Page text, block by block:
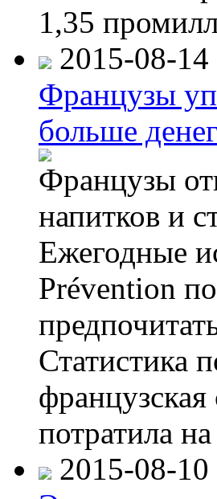
1,35
2015-08-14
Французы
больше
Французы
напитков и
Ежегодные
Prévention
Статистика
потратила
2015-08-10